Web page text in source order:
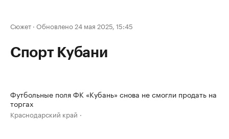
Сюжет · Обновлено 24 мая 2025, 15:45
Спорт Кубани
Футбольные поля ФК «Кубань» снова не смогли продать на
торгах
Краснодарский край